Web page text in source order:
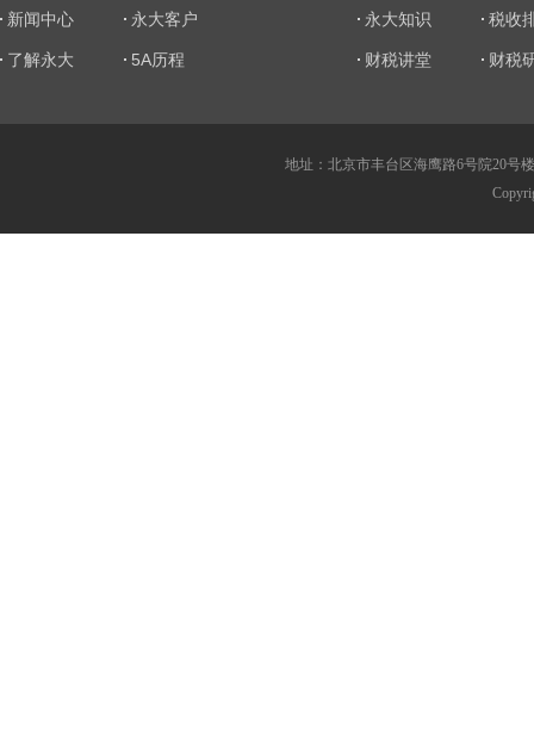
新闻中心 永大客户
了解永大 5A历程
永大知识 税收
财税讲堂 财税
地址：北京市丰台区海鹰路6号院20